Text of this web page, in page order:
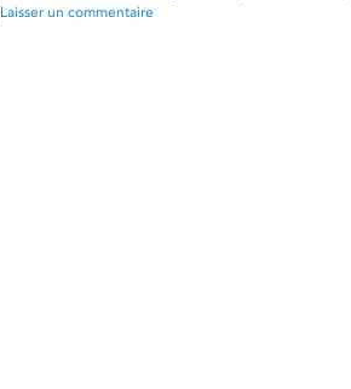
Laisser un commentaire